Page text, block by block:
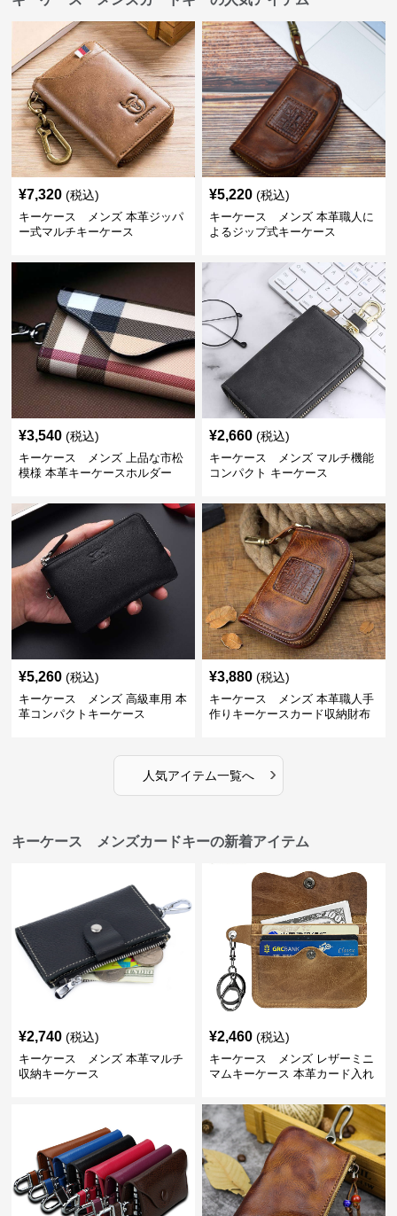
¥7,320 (税込)
キーケース メンズ 本革ジッパ
ー式マルチキーケース
¥5,220 (税込)
キーケース メンズ 本革職人に
よるジップ式キーケース
¥3,540 (税込)
キーケース メンズ 上品な市松
模様 本革キーケースホルダー
¥2,660 (税込)
キーケース メンズ マルチ機能
コンパクト キーケース
¥5,260 (税込)
キーケース メンズ 高級車用 本
革コンパクトキーケース
¥3,880 (税込)
キーケース メンズ 本革職人手
作りキーケースカード収納財布
人気アイテム一覧へ ›
キーケース メンズカードキーの新着アイテム
¥2,740 (税込)
キーケース メンズ 本革マルチ
収納キーケース
¥2,460 (税込)
キーケース メンズ レザーミニ
マムキーケース 本革カード入れ